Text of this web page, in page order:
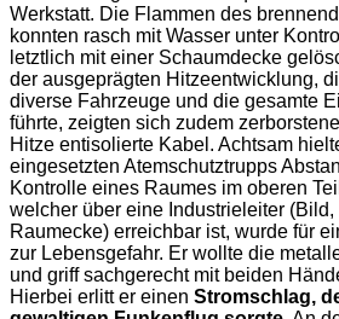
Werkstatt. Die Flammen des
konnten rasch mit Wasser unter
letztlich mit einer Schaumdecke
der ausgeprägten Hitzeentwicklung,
diverse Fahrzeuge und die gesamte
führte, zeigten sich zudem
Hitze entisolierte Kabel. Achtsam
eingesetzten Atemschutztrupps
Kontrolle eines Raumes im oberen
welcher über eine Industrieleiter
Raumecke) erreichbar ist, wurde für
zur Lebensgefahr. Er wollte die
und griff sachgerecht mit beiden
Hierbei erlitt er einen Stromschlag,